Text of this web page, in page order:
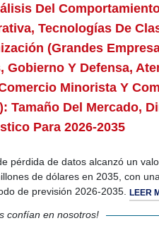
Del
Tecnologías De
(grandes
Y Defensa,
Minorista Y
Del Mercado,
Para 2026-2035
pérdida de datos alcanzó un
de dólares en 2035, con
de previsión 2026-2035. LEER
confían en nosotros!